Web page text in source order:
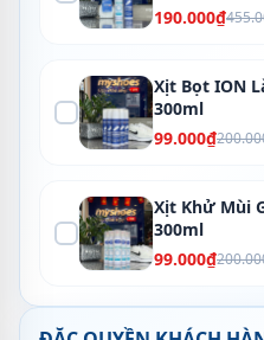
190.000₫
Xịt Bọt ION
300ml
99.000₫
Xịt Khử Mùi
300ml
99.000₫